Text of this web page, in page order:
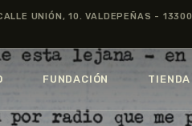
UNIÓN, 10. VALDEPEÑAS - 13300
FUNDACIÓN TIENDA